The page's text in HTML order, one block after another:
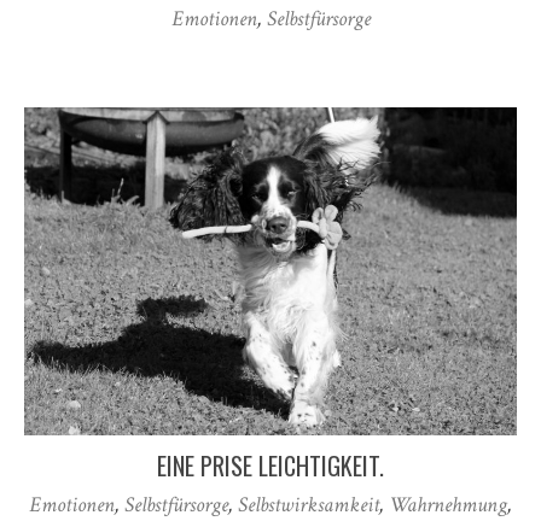
Emotionen, Selbstfürsorge
EINE PRISE LEICHTIGKEIT.
Emotionen, Selbstfürsorge, Selbstwirksamkeit, Wahrnehmung,